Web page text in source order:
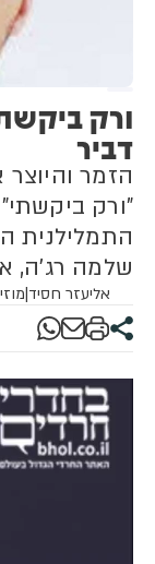
ורק
דביר
הזמר
"ורק
התמלילנית
שלמה רג'ה,
אליעזר חסיד|